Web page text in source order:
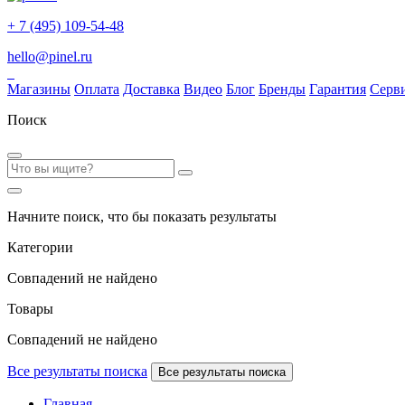
+ 7 (495) 109-54-48
hello@pinel.ru
Магазины Оплата Доставка Видео Блог Бренды Гарантия
Поиск
Начните поиск, что бы показать результаты
Категории
Совпадений не найдено
Товары
Совпадений не найдено
Все результаты поиска Все результаты поиска